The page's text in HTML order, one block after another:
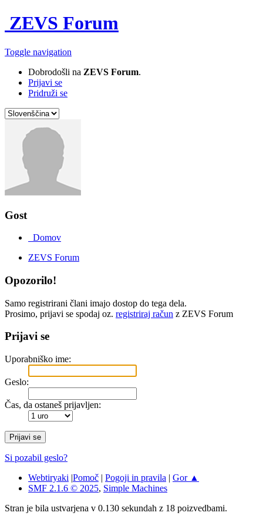
ZEVS Forum
Toggle navigation
Dobrodošli na ZEVS Forum.
Prijavi se
Pridruži se
Gost
Domov
ZEVS Forum
Opozorilo!
Samo registrirani člani imajo dostop do tega dela.
Prosimo, prijavi se spodaj oz. registriraj račun z ZEVS Forum
Prijavi se
Uporabniško ime:
Geslo:
Čas, da ostaneš prijavljen:
Si pozabil geslo?
Webtiryaki |Pomoč | Pogoji in pravila | Gor ▲
SMF 2.1.6 © 2025, Simple Machines
Stran je bila ustvarjena v 0.130 sekundah z 18 poizvedbami.